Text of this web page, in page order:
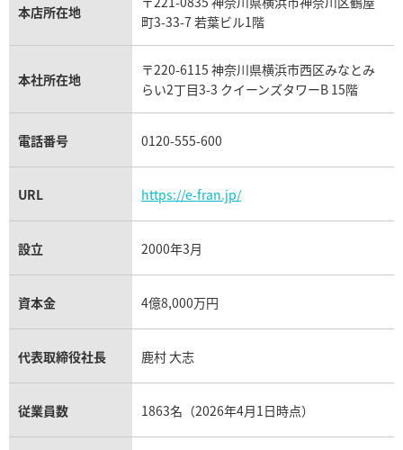
カルティエ買取
フランク ミュラー買取
リシャール・ミル買取
パネライ買取
チューダー（チュードル）買取
本店所在地
町3-33-7 若葉ビル1階
本社所在地
〒220-6115 神奈川県横浜市西区みなとみ
らい2丁目3-3 クイーンズタワーB 15階
電話番号 0120-555-600
URL https://e-fran.jp/
設立 2000年3月
資本金 4億8,000万円
代表取締役社長 鹿村 大志
従業員数 1863名（2026年4月1日時点）